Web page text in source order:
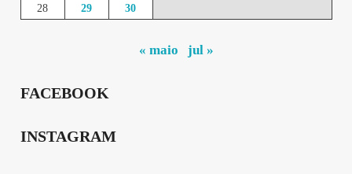
28
29 30
« maio jul »
FACEBOOK
INSTAGRAM